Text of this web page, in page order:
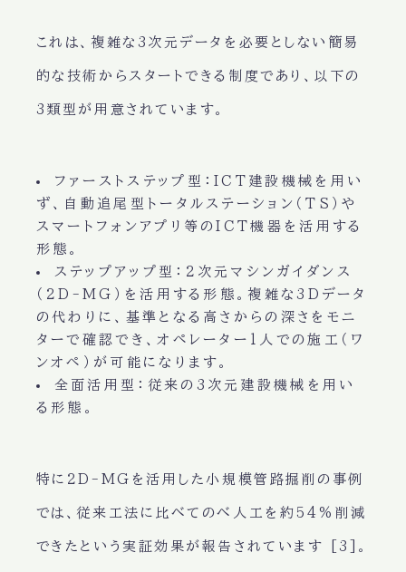
これは、複雑な3次元データを必要としない簡易
的な技術からスタートできる制度であり、以下の
3類型が用意されています。
ファーストステップ型 ：ICT建設機械を用い
ず、自動追尾型トータルステーション（TS）や
スマートフォンアプリ等のICT機器を活用する
形態。
ステップアップ型 ：2次元マシンガイダンス
（2D-MG）を活用する形態。複雑な3Dデータ
の代わりに、基準となる高さからの深さをモニ
ターで確認でき、オペレーター1人での施工（ワ
ンオペ）が可能になります。
全面活用型 ：従来の3次元建設機械を用い
る形態。
特に2D-MGを活用した小規模管路掘削の事例
では、従来工法に比べてのべ人工を約54%削減
できたという実証効果が報告されています [3]。